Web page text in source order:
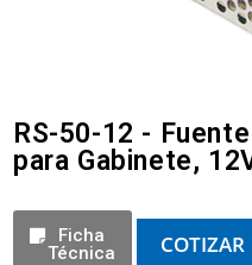
RS-50-12 -
para Gabinete,
Ficha
Técnica
COTIZAR